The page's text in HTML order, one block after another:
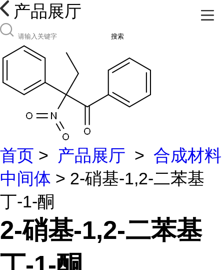
产品展厅
搜索
首页 > 产品展厅 > 合成材料
中间体 > 2-硝基-1,2-二苯基
丁-1-酮
2-硝基-1,2-二苯基